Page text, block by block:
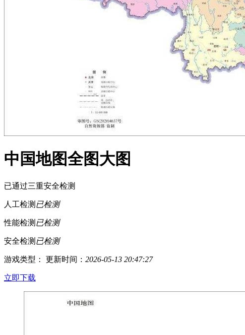
中国地图全图大图
已通过三重安全检测
人工检测 已检测
性能检测 已检测
安全检测 已检测
游戏类型： 更新时间： 2026-05-13 20:47:27
立即下载